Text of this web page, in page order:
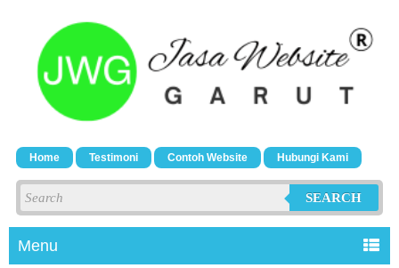
Home Testimoni Contoh Website Hubungi Kami
SEARCH
Menu